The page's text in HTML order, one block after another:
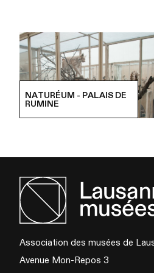
NATURÉUM - PALAIS DE
RUMINE
Association des musées de
Avenue Mon-Repos 3